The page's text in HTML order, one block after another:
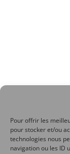
Pour offrir les
pour stocker et/ou
technologies nous
navigation ou les ID